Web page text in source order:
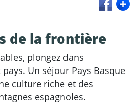
de la frontière
plongez dans
Un séjour Pays Basque
culture riche et des
espagnoles.